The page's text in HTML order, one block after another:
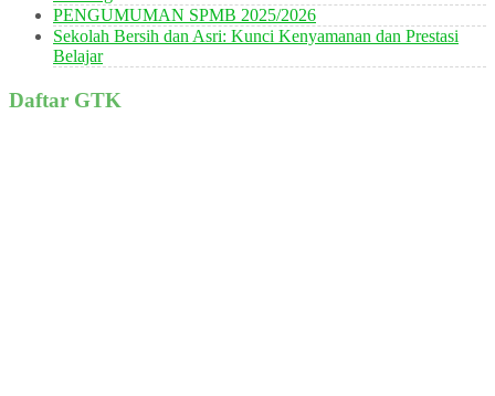
PENGUMUMAN SPMB 2025/2026
Sekolah Bersih dan Asri: Kunci Kenyamanan dan Prestasi
Belajar
Daftar GTK